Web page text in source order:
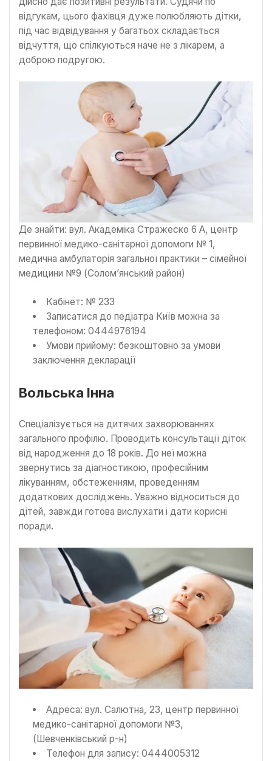
відгукам, цього фахівця дуже полюбляють дітки,
під час відвідування у багатьох складається
відчуття, що спілкуються наче не з лікарем, а
доброю подругою.
Де знайти: вул. Академіка Стражеско 6 А, центр
первинної медико-санітарної допомоги № 1,
медична амбулаторія загальної практики – сімейної
медицини №9 (Солом’янський район)
Кабінет: № 233
Записатися до педіатра Київ можна за
телефоном: 0444976194
Умови прийому: безкоштовно за умови
заключення декларації
Вольська Інна
Спеціалізується на дитячих захворюваннях
загального профілю. Проводить консультації діток
від народження до 18 років. До неї можна
звернутись за діагностикою, професійним
лікуванням, обстеженням, проведенням
додаткових досліджень. Уважно відноситься до
дітей, завжди готова вислухати і дати корисні
поради.
Адреса: вул. Салютна, 23, центр первинної
медико-санітарної допомоги №3,
(Шевченківський р-н)
Телефон для запису: 0444005312